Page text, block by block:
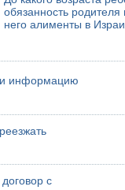
на Израиль в
обязанность родителя
него алименты в
информацию
договор с